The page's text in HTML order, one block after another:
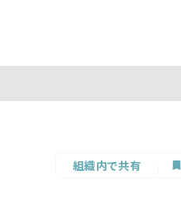
組織内で共有